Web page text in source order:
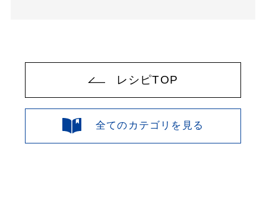
レシピTOP
全てのカテゴリを見る